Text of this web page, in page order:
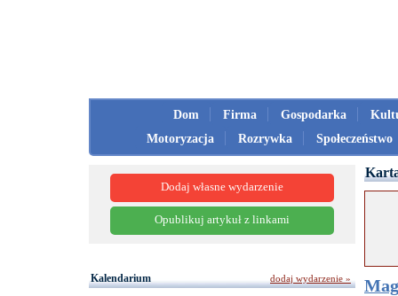
Dom Firma Gospodarka
Motoryzacja
Rozrywka Społeczeństwo
Dodaj własne wydarzenie
Opublikuj artykuł z linkami
Kalendarium dodaj wydarzenie »